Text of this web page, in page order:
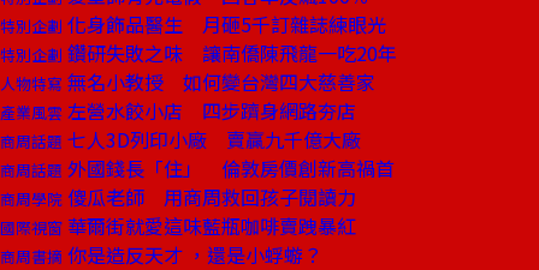
特別企劃 化身飾品醫生 月砸5千訂雜誌練眼光
特別企劃 鑽研失敗之味 讓南僑陳飛龍一吃20年
人物特寫 無名小教授 如何變台灣四大慈善家
產業風雲 左營水餃小店 四步躋身網路夯店
商周話題 七人3D列印小廠 賣贏九千億大廠
商周話題 外國錢長「住」 倫敦房價創新高禍首
商周學院 傻瓜老師 用商周救回孩子閱讀力
國際視窗 華爾街就愛這味藍瓶咖啡賣跩暴紅
商周書摘 你是造反天才 ，還是小蜉蝣？